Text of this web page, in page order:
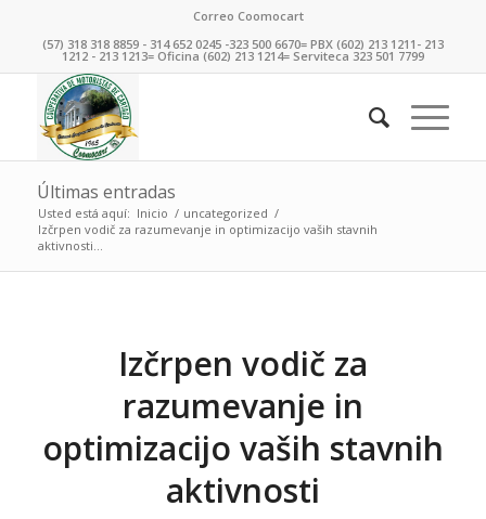
Correo Coomocart
(57) 318 318 8859 - 314 652 0245 -323 500 6670= PBX (602) 213 1211- 213
1212 - 213 1213= Oficina (602) 213 1214= Serviteca 323 501 7799
Últimas entradas
Usted está aquí: Inicio / uncategorized /
Izčrpen vodič za razumevanje in optimizacijo vaših stavnih
aktivnosti...
Izčrpen vodič za
razumevanje in
optimizacijo vaših stavnih
aktivnosti